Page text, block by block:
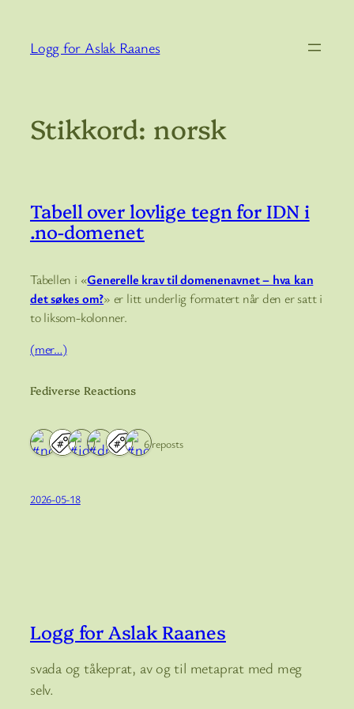
innhold
Logg for Aslak Raanes
Stikkord: norsk
Tabell over lovlige tegn for IDN i
.no-domenet
Tabellen i «Generelle krav til domenenavnet – hva kan
det søkes om?» er litt underlig formatert når den er satt i
to liksom-kolonner.
(mer…)
Fediverse Reactions
6 reposts
2026-05-18
Logg for Aslak Raanes
svada og tåkeprat, av og til metaprat med meg
selv.